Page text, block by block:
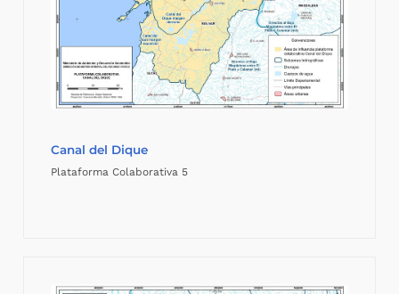
Canal del Dique
Plataforma Colaborativa 5